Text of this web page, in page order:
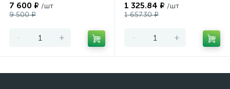
7 600 ₽ /шт
9 500 ₽
- +
1 325.84 ₽ /шт
1 657.30 ₽
- +